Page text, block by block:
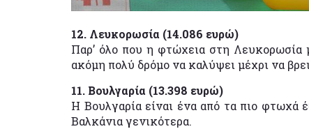
12. Λευκορωσία (14.086 ευρώ)
Παρ’ όλο που η φτώχεια στη
ακόμη πολύ δρόμο να καλύψει μέχρι να
11. Βουλγαρία (13.398 ευρώ)
Η Βουλγαρία είναι ένα από τα πιο
Βαλκάνια γενικότερα.